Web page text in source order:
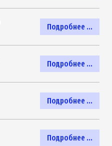
Подробнее ...
Подробнее ...
Подробнее ...
Подробнее ...